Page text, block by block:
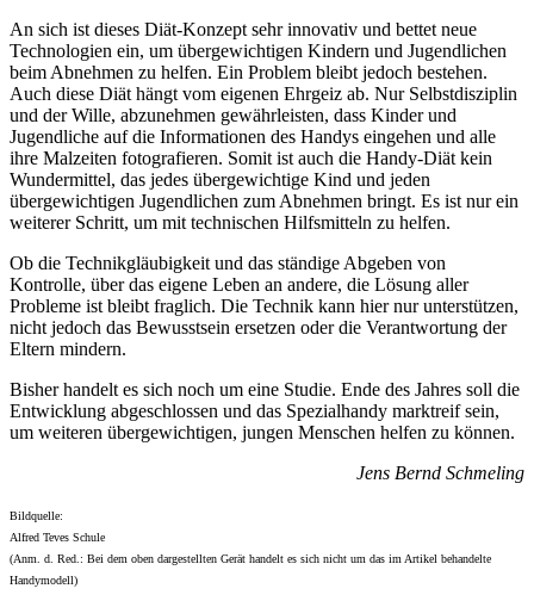
An sich ist dieses Diät-Konzept sehr innovativ und bettet neue
Technologien ein, um übergewichtigen Kindern und Jugendlichen
beim Abnehmen zu helfen. Ein Problem bleibt jedoch bestehen.
Auch diese Diät hängt vom eigenen Ehrgeiz ab. Nur Selbstdisziplin
und der Wille, abzunehmen gewährleisten, dass Kinder und
Jugendliche auf die Informationen des Handys eingehen und alle
ihre Malzeiten fotografieren. Somit ist auch die Handy-Diät kein
Wundermittel, das jedes übergewichtige Kind und jeden
übergewichtigen Jugendlichen zum Abnehmen bringt. Es ist nur ein
weiterer Schritt, um mit technischen Hilfsmitteln zu helfen.
Ob die Technikgläubigkeit und das ständige Abgeben von
Kontrolle, über das eigene Leben an andere, die Lösung aller
Probleme ist bleibt fraglich. Die Technik kann hier nur unterstützen,
nicht jedoch das Bewusstsein ersetzen oder die Verantwortung der
Eltern mindern.
Bisher handelt es sich noch um eine Studie. Ende des Jahres soll die
Entwicklung abgeschlossen und das Spezialhandy marktreif sein,
um weiteren übergewichtigen, jungen Menschen helfen zu können.
Jens Bernd Schmeling
Bildquelle:
Alfred Teves Schule
(Anm. d. Red.: Bei dem oben dargestellten Gerät handelt es sich nicht um das im Artikel behandelte
Handymodell)